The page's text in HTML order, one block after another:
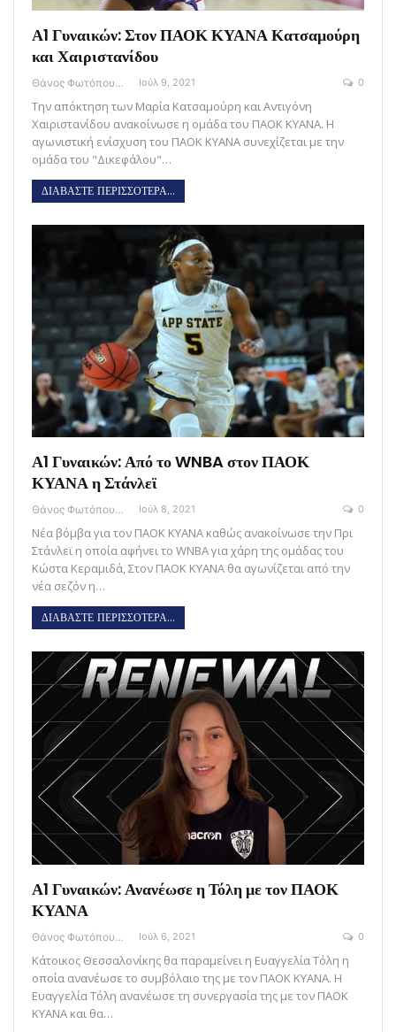
Α1 Γυναικών: Στον ΠΑΟΚ ΚΥΑΝΑ Κατσαμούρη
και Χαιριστανίδου
Θάνος Φωτόπουλος Ιούλ 9, 2021 0
Την απόκτηση των Μαρία Κατσαμούρη και Αντιγόνη
Χαιριστανίδου ανακοίνωσε η ομάδα του ΠΑΟΚ ΚΥΑΝΑ. Η
αγωνιστική ενίσχυση του ΠΑΟΚ ΚΥΑΝΑ συνεχίζεται με την
ομάδα του "Δικεφάλου"…
ΔΙΑΒΑΣΤΕ ΠΕΡΙΣΣΟΤΕΡΑ...
Α1 Γυναικών: Από το WNBA στον ΠΑΟΚ
ΚΥΑΝΑ η Στάνλεϊ
Θάνος Φωτόπουλος Ιούλ 8, 2021 0
Νέα βόμβα για τον ΠΑΟΚ ΚΥΑΝΑ καθώς ανακοίνωσε την Πρι
Στάνλεϊ η οποία αφήνει το WNBA για χάρη της ομάδας του
Κώστα Κεραμιδά, Στον ΠΑΟΚ ΚΥΑΝΑ θα αγωνίζεται από την
νέα σεζόν η…
ΔΙΑΒΑΣΤΕ ΠΕΡΙΣΣΟΤΕΡΑ...
Α1 Γυναικών: Ανανέωσε η Τόλη με τον ΠΑΟΚ
ΚΥΑΝΑ
Θάνος Φωτόπουλος Ιούλ 6, 2021 0
Κάτοικος Θεσσαλονίκης θα παραμείνει η Ευαγγελία Τόλη η
οποία ανανέωσε το συμβόλαιο της με τον ΠΑΟΚ ΚΥΑΝΑ. Η
Ευαγγελία Τόλη ανανέωσε τη συνεργασία της με τον ΠΑΟΚ
ΚΥΑΝΑ και θα…